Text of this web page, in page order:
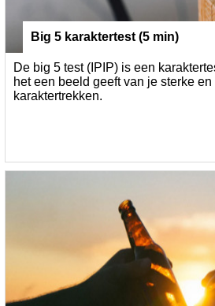
Big 5 karaktertest (5 min)
De big 5 test (IPIP) is een
het een beeld geeft van je sterke
karaktertrekken.